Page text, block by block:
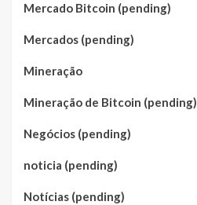
Mercado Bitcoin (pending)
Mercados (pending)
Mineração
Mineração de Bitcoin (pending)
Negócios (pending)
noticia (pending)
Notícias (pending)